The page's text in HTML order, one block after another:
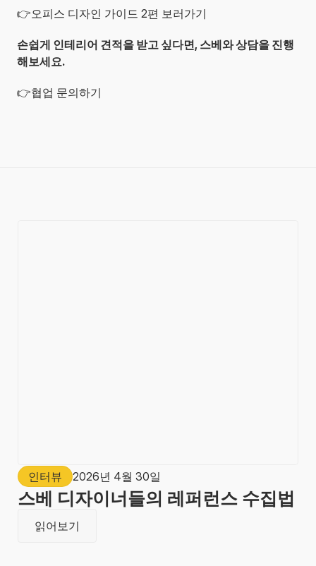
👉오피스 디자인 가이드 2편 보러가기
손쉽게 인테리어 견적을 받고 싶다면, 스베와 상담을 진행
해보세요.
👉협업 문의하기
인터뷰 2026년 4월 30일
스베 디자이너들의 레퍼런스 수집법
읽어보기